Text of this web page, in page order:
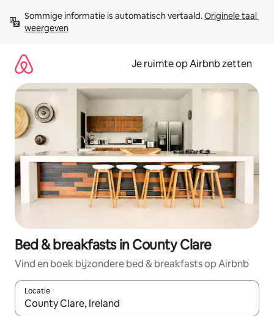
direct
naar
Sommige informatie is automatisch vertaald. Originele taal
weergeven
Je ruimte op Airbnb zetten
Bed & breakfasts in County Clare
Vind en boek bijzondere bed & breakfasts op Airbnb
Locatie
Wanneer er suggesties beschikbaar zijn, maak je een keuze